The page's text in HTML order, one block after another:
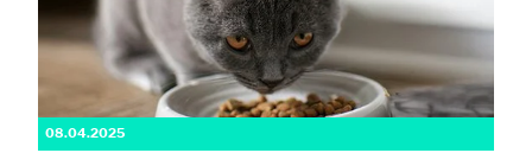
08.04.2025